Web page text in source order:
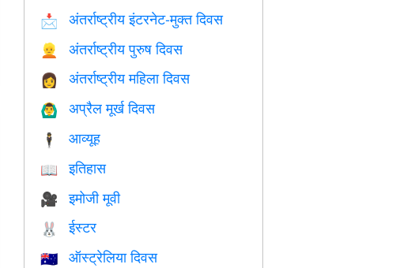
📩 अंतर्राष्ट्रीय इंटरनेट-मुक्त दिवस
👱 अंतर्राष्ट्रीय पुरुष दिवस
👩 अंतर्राष्ट्रीय महिला दिवस
🙆‍♂️ अप्रैल मूर्ख दिवस
🕴️ आव्यूह
📖 इतिहास
🎥 इमोजी मूवी
🐰 ईस्टर
🇦🇺 ऑस्ट्रेलिया दिवस